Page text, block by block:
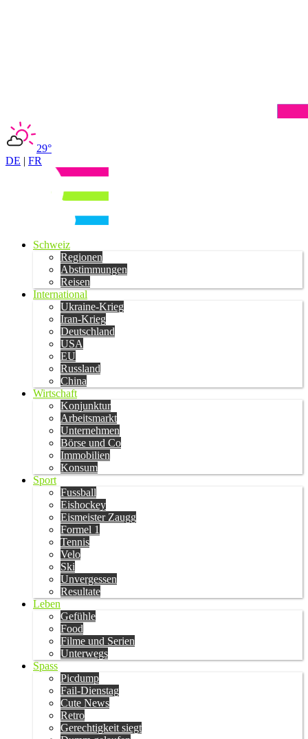
29°
DE | FR
Schweiz
Regionen
Abstimmungen
Reisen
International
Ukraine-Krieg
Iran-Krieg
Deutschland
USA
EU
Russland
China
Wirtschaft
Konjunktur
Arbeitsmarkt
Unternehmen
Börse und Co
Immobilien
Konsum
Sport
Fussball
Eishockey
Eismeister Zaugg
Formel 1
Tennis
Velo
Ski
Unvergessen
Resultate
Leben
Gefühle
Food
Filme und Serien
Unterwegs
Spass
Picdump
Fail-Dienstag
Cute News
Retro
Gerechtigkeit siegt